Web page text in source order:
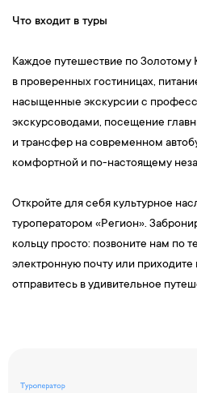
Что входит в туры
Каждое путешествие по Золотому
в проверенных гостиницах,
насыщенные экскурсии с
экскурсоводами, посещение
и трансфер на современном
комфортной и по-настоящему
Откройте для себя культурное
туроператором «Регион».
кольцу просто: позвоните нам по
электронную почту или
отправитесь в удивительное